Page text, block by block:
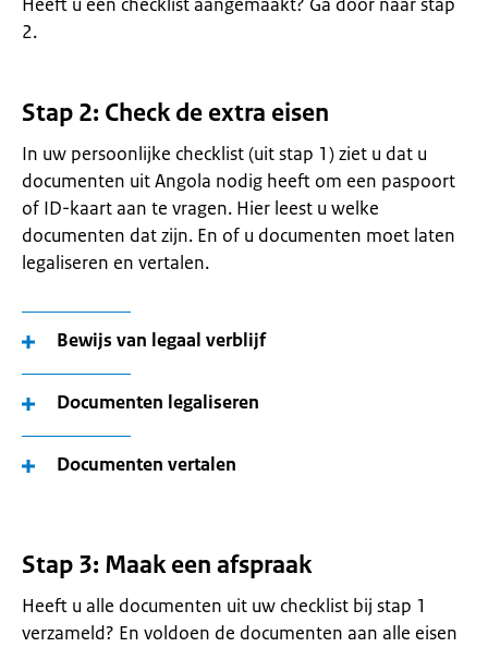
2.
Stap 2: Check de extra eisen
In uw persoonlijke checklist (uit stap 1) ziet u dat u
documenten uit Angola nodig heeft om een paspoort
of ID-kaart aan te vragen. Hier leest u welke
documenten dat zijn. En of u documenten moet laten
legaliseren en vertalen.
Bewijs van legaal verblijf
Documenten legaliseren
Documenten vertalen
Stap 3: Maak een afspraak
Heeft u alle documenten uit uw checklist bij stap 1
verzameld? En voldoen de documenten aan alle eisen